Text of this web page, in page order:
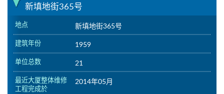
新填地街365号
地点 新填地街365号
建筑年份 1959
单位总数 21
最近大厦整体维修
工程完成於
2014年05月